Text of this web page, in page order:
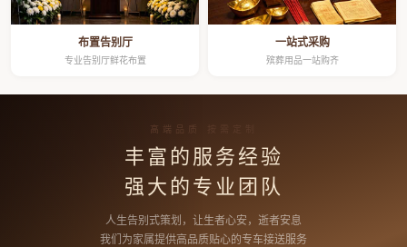
布置告别厅
专业告别厅鲜花布置
一站式采购
殡葬用品一站购齐
高端品质 按需定制
丰富的服务经验
强大的专业团队
人生告别式策划，让生者心安，逝者安息
我们为家属提供高品质贴心的专车接送服务